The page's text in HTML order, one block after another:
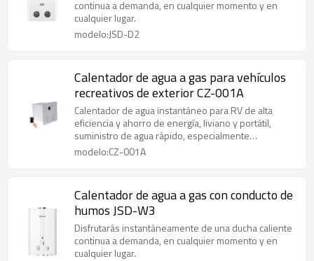
continua a demanda, en cualquier momento y en
cualquier lugar.
modelo:JSD-D2
Calentador de agua a gas para vehículos
recreativos de exterior CZ-001A
Calentador de agua instantáneo para RV de alta
eficiencia y ahorro de energía, liviano y portátil,
suministro de agua rápido, especialmente
personalizado para la vida en RV, ¡disfrute de la
modelo:CZ-001A
Calentador de agua a gas con conducto de
humos JSD-W3
Disfrutarás instantáneamente de una ducha caliente
continua a demanda, en cualquier momento y en
cualquier lugar.